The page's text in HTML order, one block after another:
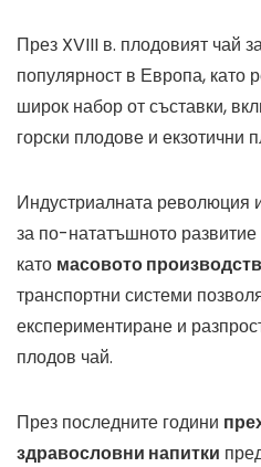
През XVIII в. плодовият чай
популярност в Европа, като
широк набор от съставки,
горски плодове и екзотични
Индустриалната революция
за по-нататъшното
като масовото
транспортни системи
експериментиране и
плодов чай.
През последните години
здравословни напитки